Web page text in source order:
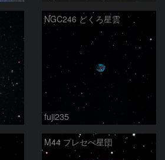
NGC246 どくろ星雲
fuji235
M44 プレセぺ星団